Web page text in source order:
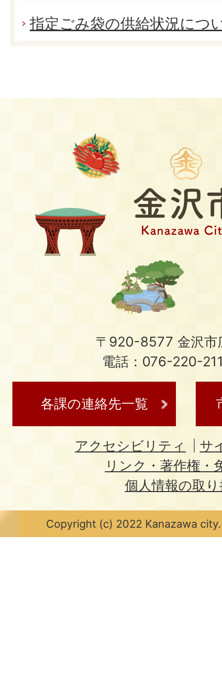
指定ごみ袋の供給状況につ
〒920-8577 金沢市
電話：076-220-
各課の連絡先一覧
アクセシビリティ
サ
リンク・著作権・
個人情報の取
Copyright (c) 2022 Kanazawa